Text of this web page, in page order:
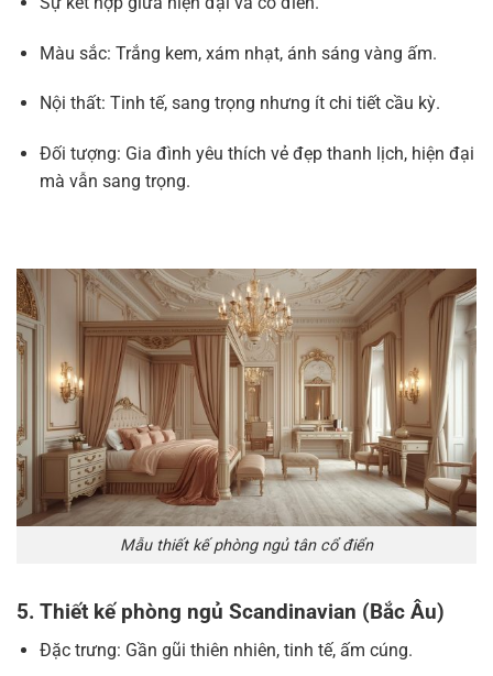
Màu sắc: Trắng kem, xám nhạt, ánh sáng vàng ấm.
Nội thất: Tinh tế, sang trọng nhưng ít chi tiết cầu kỳ.
Đối tượng: Gia đình yêu thích vẻ đẹp thanh lịch, hiện đại
mà vẫn sang trọng.
Mẫu thiết kế phòng ngủ tân cổ điển
5. Thiết kế phòng ngủ Scandinavian (Bắc Âu)
Đặc trưng: Gần gũi thiên nhiên, tinh tế, ấm cúng.